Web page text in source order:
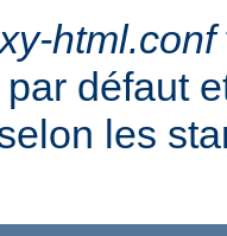
html.conf
défaut
les